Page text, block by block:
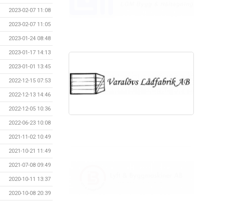
2023-02-07 11:08
2023-02-07 11:05
2023-01-24 08:48
2023-01-17 14:13
2023-01-01 13:45
2022-12-15 07:53
2022-12-13 14:46
2022-12-05 10:36
2022-06-23 10:08
2021-11-02 10:49
2021-10-21 11:49
2021-07-08 09:49
2020-10-11 13:37
2020-10-08 20:39